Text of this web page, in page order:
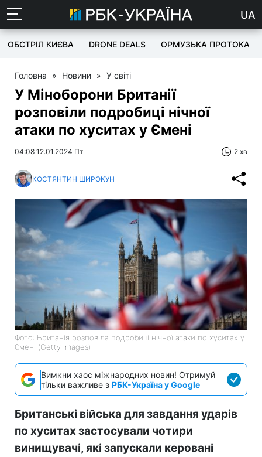
UA
ОБСТРІЛ КИЄВА DRONE DEALS ОРМУЗЬКА ПРОТОКА
Головна » Новини » У світі
У Міноборони Британії
розповіли подробиці нічної
атаки по хуситах у Ємені
04:08 12.01.2024 Пт 2 хв
КОСТЯНТИН ШИРОКУН
Фото: Британія розповіла подробиці нічної атаки по хуситах у
Ємені (Getty Images)
Вимкни хаос міжнародних новин! Отримуй
тільки важливе з РБК-Україна у Google
Британські війська для завдання ударів
по хуситах застосували чотири
винищувачі, які запускали керовані